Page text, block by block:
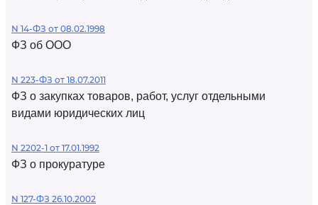
N 14-ФЗ от 08.02.1998
ФЗ об ООО
N 223-ФЗ от 18.07.2011
ФЗ о закупках товаров, работ, услуг отдельными
видами юридических лиц
N 2202-1 от 17.01.1992
ФЗ о прокуратуре
N 127-ФЗ 26.10.2002